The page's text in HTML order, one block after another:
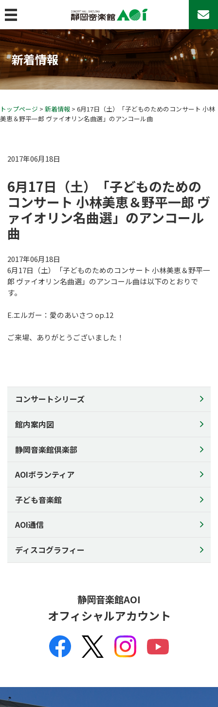
トップページ
コンサート&イベント
コンサート＆イベント
コンサートシリーズ
アマチュア・アンサンブルの日♪
その他のコンサート
座席表
よくあるご質問
22歳以下チケットについて
教育プログラム
静岡の名手たち
子どものための音楽ひろば
AOIの講演会
その他の事業
施設のご利用について
AOIの楽器
利用申込について
ご利用料金
施設利用状況
レジデンシャル･アーティスト
新着情報
トップページ > 新着情報 > 6月17日（土）「子どものためのコンサート 小林
美恵＆野平一郎 ヴァイオリン名曲選」のアンコール曲
コンサートシリーズ
館内案内図
静岡音楽館倶楽部
AOIボランティア
子ども音楽館
AOI通信
ディスコグラフィー
静岡音楽館AOI
オフィシャルアカウント
2017年06月18日
6月17日（土）「子どものための
コンサート 小林美恵＆野平一郎 ヴ
ァイオリン名曲選」のアンコール
曲
2017年06月18日
6月17日（土）「子どものためのコンサート 小林美恵＆野平一
郎 ヴァイオリン名曲選」のアンコール曲は以下のとおりで
す。
E.エルガー：愛のあいさつ op.12
ご来場、ありがとうございました！